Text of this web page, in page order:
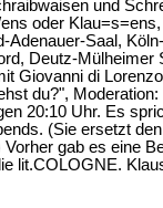
und
oder
Adenauer-Saal,
Deutz-Mülheimer
Giovanni di
du?", Moderation:
20:10 Uhr. Es
(Sie ersetzt den
gab es eine
lit.COLOGNE.